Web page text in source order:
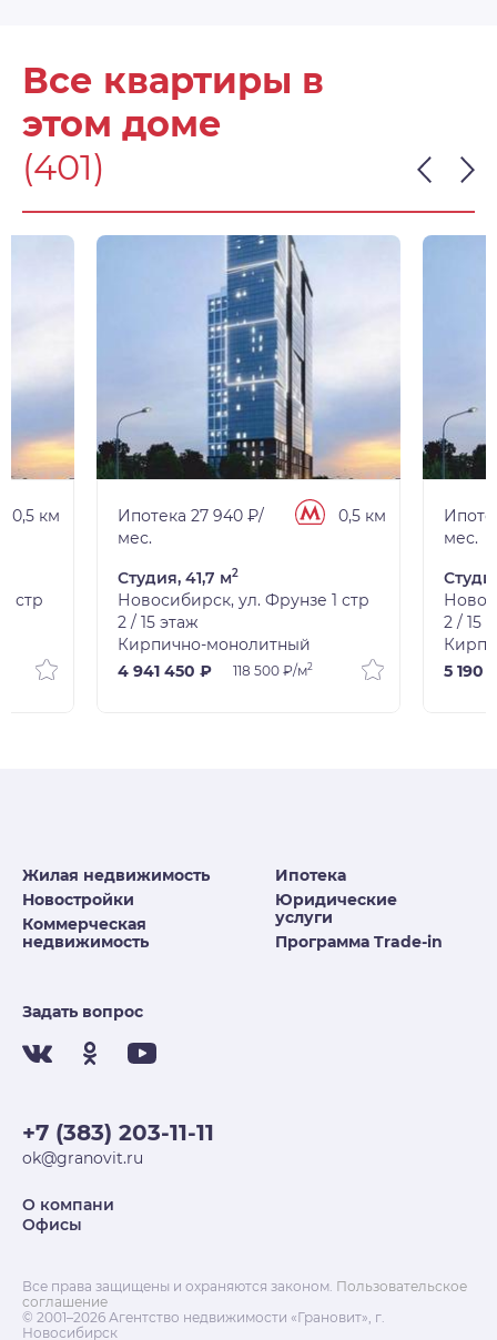
Все квартиры в
этом доме
(401)
0,5 км
стр
Ипотека 27 940 ₽/
мес.
0,5 км
Студия, 41,7 м2
Новосибирск, ул. Фрунзе 1 стр
2 / 15 этаж
Кирпично-монолитный
4 941 450 ₽
118 500 ₽/м2
мес.
2 / 15
5 190
Жилая недвижимость
Новостройки
Коммерческая
недвижимость
Ипотека
Юридические
услуги
Программа Trade-in
Задать вопрос
+7 (383) 203-11-11
ok@granovit.ru
О компани
Офисы
Все права защищены и охраняются законом. Пользовательское
соглашение
© 2001–2026 Агентство недвижимости «Грановит», г.
Новосибирск